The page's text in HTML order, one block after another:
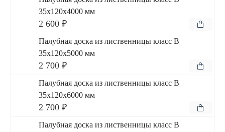
35x120x4000 мм
2 600 ₽
Палубная доска из лиственницы класс В
35x120x5000 мм
2 700 ₽
Палубная доска из лиственницы класс В
35x120x6000 мм
2 700 ₽
Палубная доска из лиственницы класс В